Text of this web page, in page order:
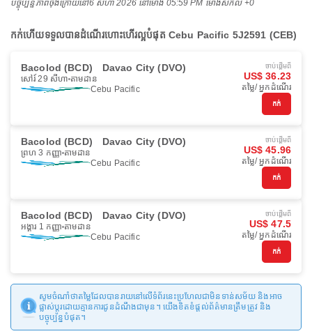
បច្ចុប្បន្នភាពចុងក្រោយនៅ6 សីហា 2026 នៅ​ម៉ោង 05:59 PM ម៉ោង​សកល +0
កក់ហើយទទួលបានដំណើរហោះហើរល្អបំផុត Cebu Pacific 5J2591 (CEB)
Bacolod (BCD) Davao City (DVO)
សៅរ៍ 29 សីហា តាមដាន
Cebu Pacific
ចាប់ផ្ដើមពី
US$ 36.23
តម្លៃ/ អ្នកដំណើរ
កក់
Bacolod (BCD) Davao City (DVO)
ព្រហ 3 កញ្ញា តាមដាន
Cebu Pacific
ចាប់ផ្ដើមពី
US$ 45.96
តម្លៃ/ អ្នកដំណើរ
កក់
Bacolod (BCD) Davao City (DVO)
អង្គារ 1 កញ្ញា តាមដាន
Cebu Pacific
ចាប់ផ្ដើមពី
US$ 47.5
តម្លៃ/ អ្នកដំណើរ
កក់
សូមចំណាំថាតម្លៃដែលបានរាយនៅលើទំព័រនេះប្រហែលជាមិនទាន់សម័យ និងអាច
ផ្លាស់ប្តូរដោយគ្មានការជូនដំណឹងជាមុន។ យើងខិតខំផ្តល់ព័ត៌មានត្រឹមត្រូវ និង
បច្ចុប្បន្នបំផុត។